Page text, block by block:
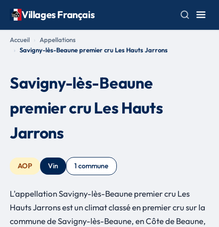
Villages Français
Accueil
Appellations
Savigny-lès-Beaune premier cru Les Hauts Jarrons
Savigny-lès-Beaune
premier cru Les Hauts
Jarrons
AOP Vin 1 commune
L'appellation Savigny-lès-Beaune premier cru Les
Hauts Jarrons est un climat classé en premier cru sur la
commune de Savigny-lès-Beaune, en Côte de Beaune,